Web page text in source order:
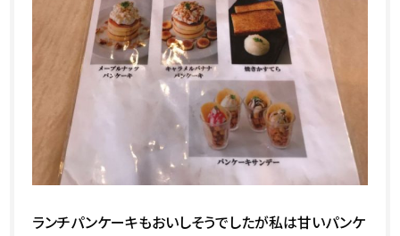
ランチパンケーキもおいしそうでしたが私は甘いパンケ